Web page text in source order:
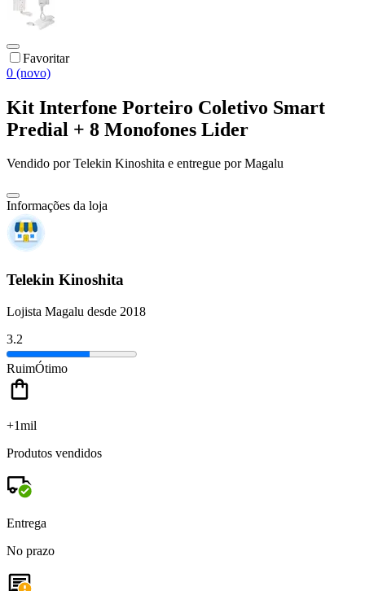
Favoritar
0 (novo)
Kit Interfone Porteiro Coletivo Smart
Predial + 8 Monofones Lider
Vendido porTelekin Kinoshita e entregue por Magalu
Informações da loja
Telekin Kinoshita
Lojista Magalu desde 2018
3.2
RuimÓtimo
+1mil
Produtos vendidos
Entrega
No prazo